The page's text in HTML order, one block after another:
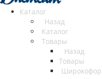
Каталог
Назад
Каталог
Товары
Назад
Товары